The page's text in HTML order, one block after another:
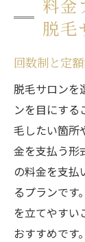
料金
脱毛
回数制と定
脱毛サロンを
ンを目にする
毛したい箇所
金を支払う形
の料金を支払
るプランです
を立てやすい
おすすめです